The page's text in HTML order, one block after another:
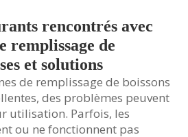
rencontrés avec
remplissage de
et solutions
de remplissage de boissons
des problèmes peuvent
utilisation. Parfois, les
ou ne fonctionnent pas